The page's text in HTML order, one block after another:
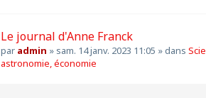
Le journal d'Anne Franck
par admin » sam. 14 janv. 2023 11:05 » dans
astronomie, économie